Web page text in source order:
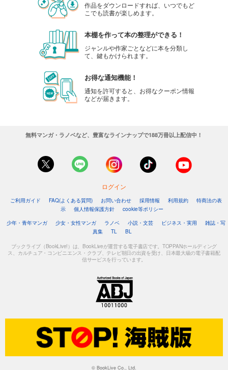
作品をダウンロードすれば、いつでもど
こでも読書が楽しめます。
本棚を作って本の整理ができる！
ジャンルや作家ごとなどに本を分類し
て、鍵もかけられます。
お得な通知機能！
通知を許可すると、お得なクーポン情報
などが届きます。
無料マンガ・ラノベなど、豊富なラインナップで188万冊以上配信中！
ログイン
ご利用ガイド FAQ(よくある質問) お問い合わせ 採用情報 利用規約
特商法の表
示
個人情報保護方針
cookie等ポリシー
少年・青年マンガ
少女・女性マンガ ラノベ 小説・文芸 ビジネス・実用
雑誌・写
真集
TL BL
ブックライブ（BookLive!）は、BookLiveが運営する電子書店です。TOPPANホールディング
ス、カルチュア・コンビニエンス・クラブ、テレビ朝日の出資を受け、日本最大級の電子書籍配
信サービスを行っています。
© BookLive Co., Ltd.